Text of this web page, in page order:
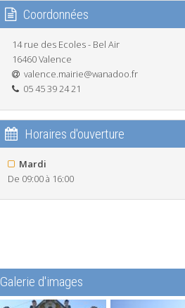
Coordonnées
14 rue des Ecoles - Bel Air
16460 Valence
valence.mairie@wanadoo.fr
05 45 39 24 21
Horaires d'ouverture
Mardi
De 09:00 à 16:00
Galerie d'images